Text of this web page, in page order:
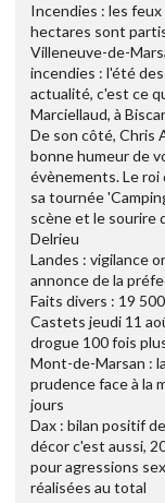
Incendies : les
hectares sont
Villeneuve-de-
incendies : l'été
actualité, c'est ce
Marciellaud, à
De son côté, Chris
bonne humeur de
évènements. Le roi
sa tournée
scène et le sourire
Delrieu
Landes : vigilance
annonce de la
Faits divers : 19
Castets jeudi 11
drogue 100 fois
Mont-de-Marsan :
prudence face à la
jours
Dax : bilan positif
décor c'est aussi,
pour agressions
réalisées au total